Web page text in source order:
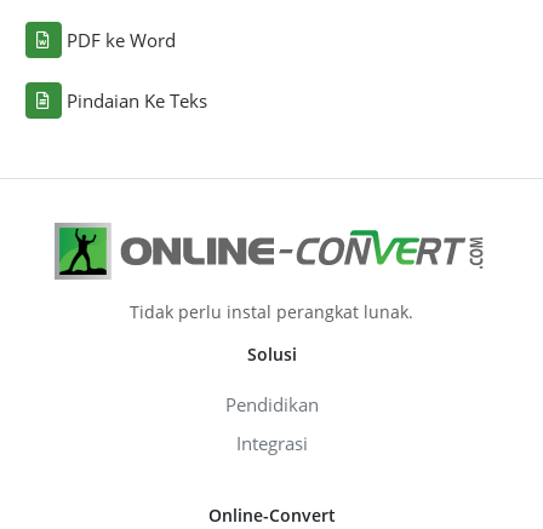
PDF ke Word
Pindaian Ke Teks
Tidak perlu instal perangkat lunak.
Solusi
Pendidikan
Integrasi
Online-Convert